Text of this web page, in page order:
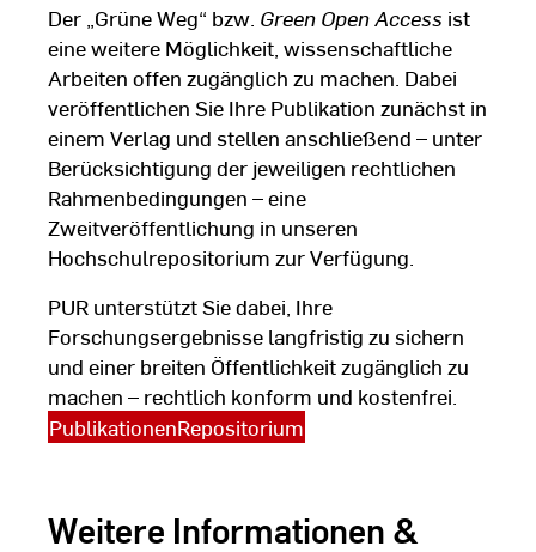
Der „Grüne Weg“ bzw. Green Open Access ist
eine weitere Möglichkeit, wissenschaftliche
Arbeiten offen zugänglich zu machen. Dabei
veröffentlichen Sie Ihre Publikation zunächst in
einem Verlag und stellen anschließend – unter
Berücksichtigung der jeweiligen rechtlichen
Rahmenbedingungen – eine
Zweitveröffentlichung in unseren
Hochschulrepositorium zur Verfügung.
PUR unterstützt Sie dabei, Ihre
Forschungsergebnisse langfristig zu sichern
und einer breiten Öffentlichkeit zugänglich zu
machen – rechtlich konform und kostenfrei.
PublikationenRepositorium
Weitere Informationen &